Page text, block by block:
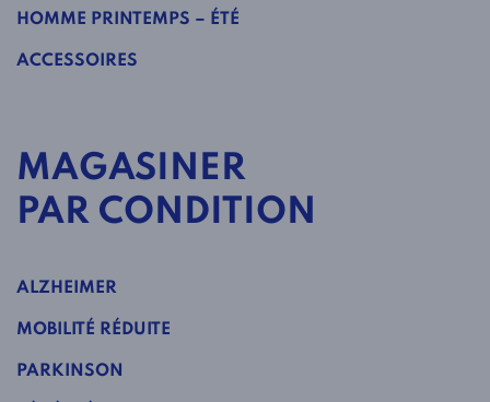
HOMME PRINTEMPS – ÉTÉ
ACCESSOIRES
MAGASINER
PAR CONDITION
ALZHEIMER
MOBILITÉ RÉDUITE
PARKINSON